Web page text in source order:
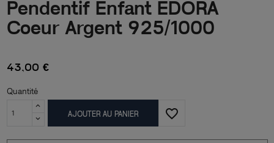
Pendentif Enfant EDORA
Coeur Argent 925/1000
43,00 €
Quantité
AJOUTER AU PANIER favorite_border